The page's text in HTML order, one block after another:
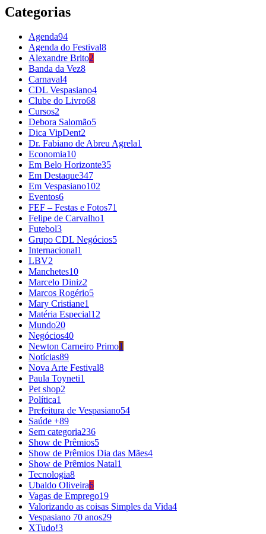
Categorias
Agenda94
Agenda do Festival8
Alexandre Brito2
Banda da Vez8
Carnaval4
CDL Vespasiano4
Clube do Livro68
Cursos2
Debora Salomão5
Dica VipDent2
Dr. Fabiano de Abreu Agrela1
Economia10
Em Belo Horizonte35
Em Destaque347
Em Vespasiano102
Eventos6
FEF – Festas e Fotos71
Felipe de Carvalho1
Futebol3
Grupo CDL Negócios5
Internacional1
LBV2
Manchetes10
Marcelo Diniz2
Marcos Rogério5
Mary Cristiane1
Matéria Especial12
Mundo20
Negócios40
Newton Carneiro Primo1
Notícias89
Nova Arte Festival8
Paula Toyneti1
Pet shop2
Política1
Prefeitura de Vespasiano54
Saúde +89
Sem categoria236
Show de Prêmios5
Show de Prêmios Dia das Mães4
Show de Prêmios Natal1
Tecnologia8
Ubaldo Oliveira6
Vagas de Emprego19
Valorizando as coisas Simples da Vida4
Vespasiano 70 anos29
XTudo!3